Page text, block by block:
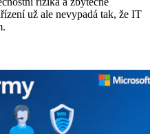
už ale nevypadá tak, že IT